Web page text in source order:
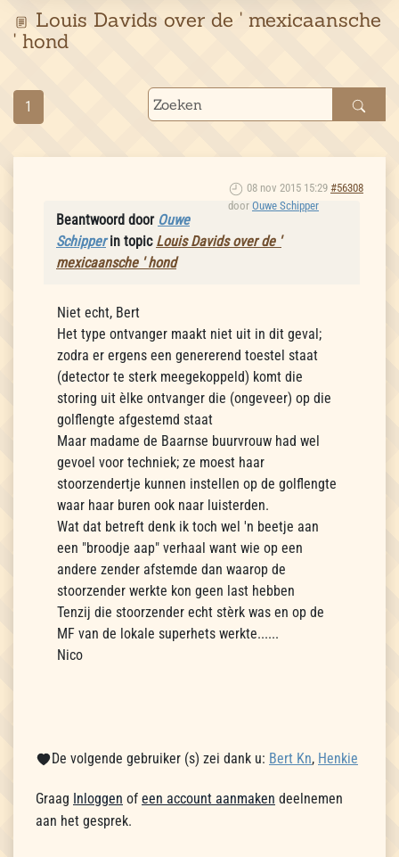
Louis Davids over de ' mexicaansche
' hond
1
08 nov 2015 15:29 #56308
door Ouwe Schipper
Beantwoord door Ouwe
Schipperin topic Louis Davids over de '
mexicaansche ' hond
Niet echt, Bert
Het type ontvanger maakt niet uit in dit geval;
zodra er ergens een genererend toestel staat
(detector te sterk meegekoppeld) komt die
storing uit èlke ontvanger die (ongeveer) op die
golflengte afgestemd staat
Maar madame de Baarnse buurvrouw had wel
gevoel voor techniek; ze moest haar
stoorzendertje kunnen instellen op de golflengte
waar haar buren ook naar luisterden.
Wat dat betreft denk ik toch wel 'n beetje aan
een "broodje aap" verhaal want wie op een
andere zender afstemde dan waarop de
stoorzender werkte kon geen last hebben
Tenzij die stoorzender echt stèrk was en op de
MF van de lokale superhets werkte......
Nico
De volgende gebruiker (s) zei dank u: Bert Kn, Henkie
Graag Inloggen of een account aanmaken deelnemen
aan het gesprek.